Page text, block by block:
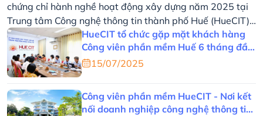
chứng chỉ hành nghề hoạt động xây dựng năm 2025 tại
Trung tâm Công nghệ thông tin thành phố Huế (HueCIT),
với sự tham gia của 102 cá nhân. Hoạt động góp phần
nâng cao chất lượng đội ngũ hành nghề xây dựng trên
địa bàn, hướng đến sự chuyên nghiệp, minh bạch và hiện
đại trong công tác quản lý ngành.
HueCIT tổ chức gặp mặt khách hàng
Công viên phần mềm Huế 6 tháng đầu
năm 2025
15/07/2025
Công viên phần mềm HueCIT - Nơi kết
nối doanh nghiệp công nghệ thông tin